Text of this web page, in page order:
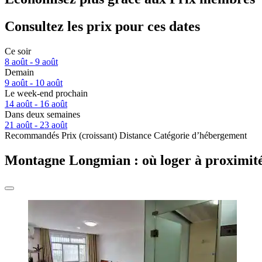
Consultez les prix pour ces dates
Ce soir
8 août - 9 août
Demain
9 août - 10 août
Le week-end prochain
14 août - 16 août
Dans deux semaines
21 août - 23 août
Recommandés Prix (croissant) Distance Catégorie d’hébergement
Montagne Longmian : où loger à